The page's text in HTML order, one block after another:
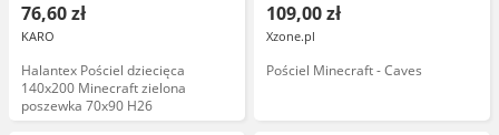
76,60 zł
KARO
Halantex Pościel dziecięca
140x200 Minecraft zielona
poszewka 70x90 H26
109,00 zł
Xzone.pl
Pościel Minecraft - Caves